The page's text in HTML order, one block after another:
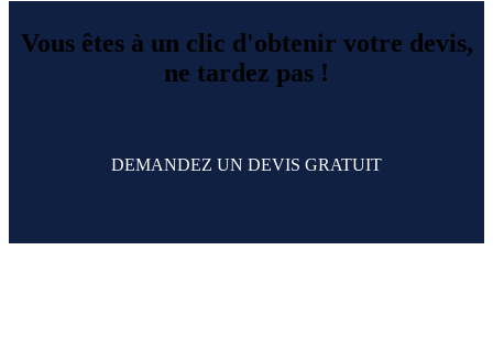
Vous êtes à un clic d'obtenir votre devis,
ne tardez pas !
DEMANDEZ UN DEVIS GRATUIT